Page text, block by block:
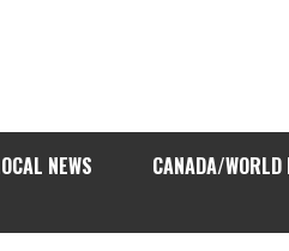
NEWS CANADA/WORLD